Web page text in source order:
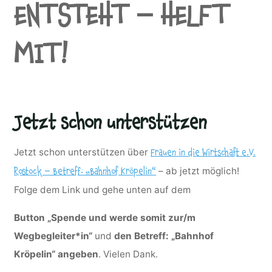
ENTSTEHT – HELFT
MIT!
Jetzt schon unterstützen
Jetzt schon unterstützen überFrauen in die Wirtschaft e.V.
Rostock – Betreff: „Bahnhof Kröpelin“ – ab jetzt möglich!
Folge dem Link und gehe unten auf dem
Button „Spende und werde somit zur/m
Wegbegleiter*in“ undden Betreff: „Bahnhof
Kröpelin“ angeben. Vielen Dank.